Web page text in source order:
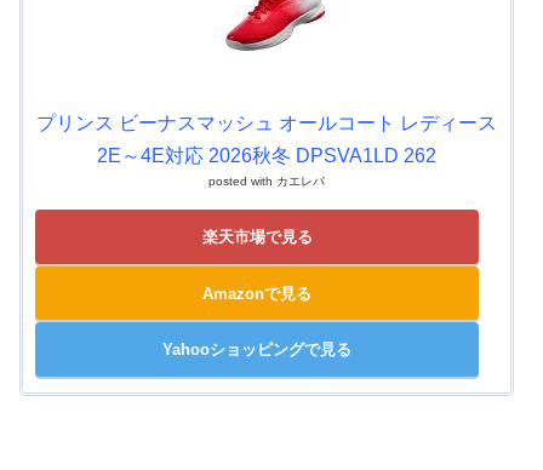
プリンス ビーナスマッシュ オールコート レディース
2E～4E対応 2026秋冬 DPSVA1LD 262
posted with カエレバ
楽天市場で見る
Amazonで見る
Yahooショッピングで見る